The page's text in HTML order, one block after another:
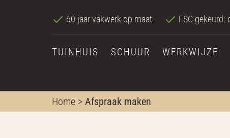
60 jaar vakwerk op maat FSC
TUINHUIS SCHUUR WERKWIJZE
Home > Afspraak maken